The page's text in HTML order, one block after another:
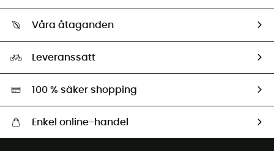
Retur & återbetalning
Ambassadörer
Våra åtaganden
Miljöanpassat urval
Leveranssätt
100 % säker shopping
Enkel online-handel